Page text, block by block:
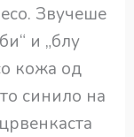
Звучеше
и „блу
кожа од
синило на